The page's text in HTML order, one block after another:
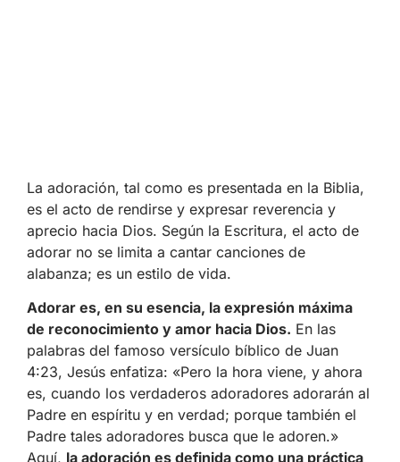
La adoración, tal como es presentada en la Biblia,
es el acto de rendirse y expresar reverencia y
aprecio hacia Dios. Según la Escritura, el acto de
adorar no se limita a cantar canciones de
alabanza; es un estilo de vida.
Adorar es, en su esencia, la expresión máxima
de reconocimiento y amor hacia Dios. En las
palabras del famoso versículo bíblico de Juan
4:23, Jesús enfatiza: «Pero la hora viene, y ahora
es, cuando los verdaderos adoradores adorarán al
Padre en espíritu y en verdad; porque también el
Padre tales adoradores busca que le adoren.»
Aquí, la adoración es definida como una práctica